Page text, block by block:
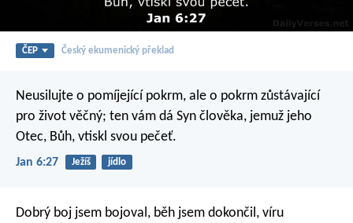
ČEP Český ekumenický překlad
Neusilujte o pomíjející pokrm, ale o pokrm zůstávající
pro život věčný; ten vám dá Syn člověka, jemuž jeho
Otec, Bůh, vtiskl svou pečeť.
Jan 6:27 Ježíš jídlo
Dobrý boj jsem bojoval, běh jsem dokončil, víru